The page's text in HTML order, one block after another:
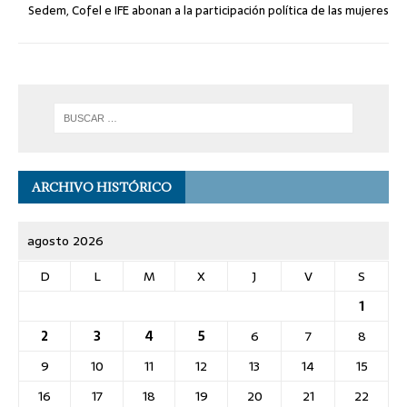
Sedem, Cofel e IFE abonan a la participación política de las mujeres
ARCHIVO HISTÓRICO
agosto 2026
D
L M X J V
S
1
2
3 4 5 6 7
8
9
10 11 12 13 14
15
16
17 18 19 20 21
22